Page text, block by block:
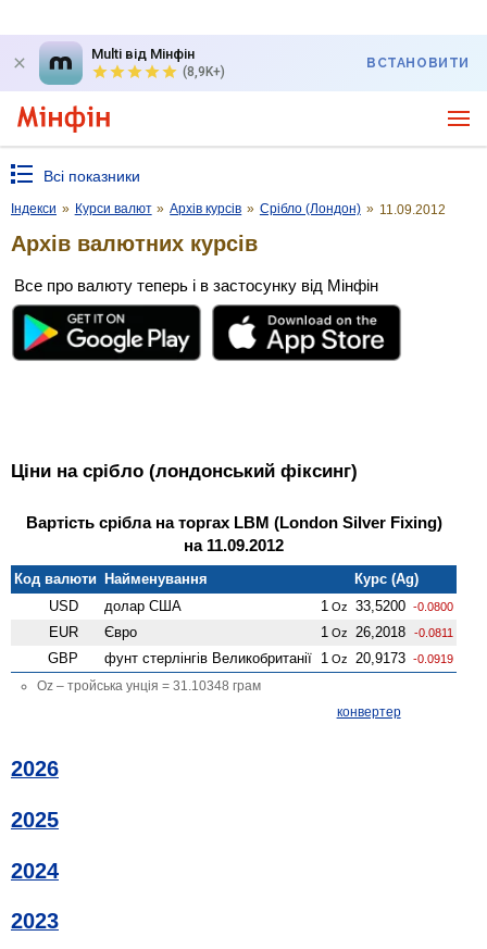
Multi від Мінфін
(8,9K+)
ВСТАНОВИТИ
Всі показники
Індекси » Курси валют » Архів курсів » Срібло (Лондон) » 11.09.2012
Архів валютних курсів
Все про валюту теперь і в застосунку від Мінфін
Ціни на срібло (лондонський фіксинг)
Вартість срібла на торгах LBM (London Silver Fixing)
на 11.09.2012
Код валюти Найменування
Курс (Ag)
USD
долар США 1 Oz 33,5200 -0.0800
EUR Євро 1 Oz 26,2018 -0.0811
GBP фунт стерлінгів Велико­британії 1 Oz 20,9173 -0.0919
Oz – тройська унція = 31.10348 грам
конвертер
2026
2025
2024
2023